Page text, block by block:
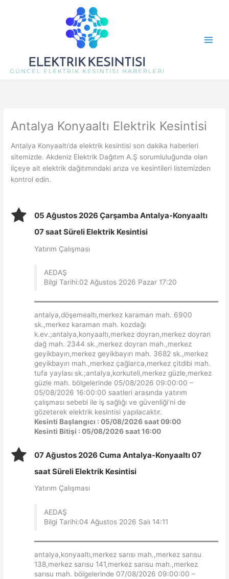
Antalya Konyaaltı Elektrik Kesintisi
Antalya Konyaaltı’da elektrik kesintisi son dakika haberleri
sitemizde. Akdeniz Elektrik Dağıtım A.Ş sorumluluğunda olan
ilçeye ait elektrik dağıtımındaki arıza ve kesintileri listemizden
kontrol edin.
05 Ağustos 2026 Çarşamba Antalya-Konyaaltı
07 saat Süreli Elektrik Kesintisi
Yatırım Çalışması
AEDAŞ
Bilgi Tarihi:02 Ağustos 2026 Pazar 17:20
antalya,döşemealtı,merkez karaman mah. 6900
sk.,merkez karaman mah. kozdağı
k.ev.;antalya,konyaaltı,merkez doyran,merkez doyran
dağ mah. 2344 sk.,merkez doyran mah.,merkez
geyikbayırı,merkez geyikbayırı mah. 3682 sk.,merkez
geyikbayırı mah.,merkez çağlarca,merkez çitdibi mah.
tufa yaylası sk.;antalya,korkuteli,merkez güzle,merkez
güzle mah. bölgelerinde 05/08/2026 09:00:00 –
05/08/2026 16:00:00 saatleri arasında yatırım
çalışması sebebi ile iş sağlığı ve güvenliği’ni de
gözeterek elektrik kesintisi yapılacaktır.
Kesinti Başlangıcı : 05/08/2026 saat 09:00
Kesinti Bitişi : 05/08/2026 saat 16:00
07 Ağustos 2026 Cuma Antalya-Konyaaltı 07
saat Süreli Elektrik Kesintisi
Yatırım Çalışması
AEDAŞ
Bilgi Tarihi:04 Ağustos 2026 Salı 14:11
antalya,konyaaltı,merkez sarısı mah.,merkez sarısu
138,merkez sarısu 141,merkez sarısu mah.,merkez
sarısu mah. bölgelerinde 07/08/2026 09:00:00 –